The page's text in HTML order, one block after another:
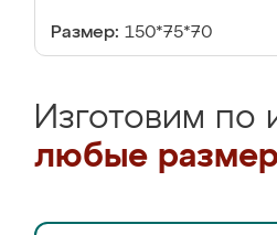
Размер: 150*75*70
Изготовим по
любые